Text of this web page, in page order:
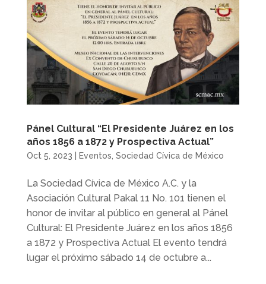
Pánel Cultural “El Presidente Juárez en los
años 1856 a 1872 y Prospectiva Actual”
Oct 5, 2023 Eventos Sociedad Cívica de México
La Sociedad Cívica de México A.C. y la
Asociación Cultural Pakal 11 No. 101 tienen el
honor de invitar al público en general al Pánel
Cultural: El Presidente Juárez en los años 1856
a 1872 y Prospectiva Actual El evento tendrá
lugar el próximo sábado 14 de octubre a...